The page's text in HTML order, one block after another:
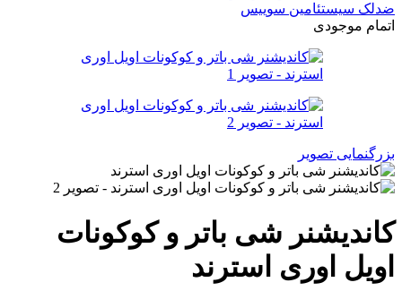
ضدلک سیستئامین سوییس
اتمام موجودی
بزرگنمایی تصویر
کاندیشنر شی باتر و کوکونات
اویل اوری استرند